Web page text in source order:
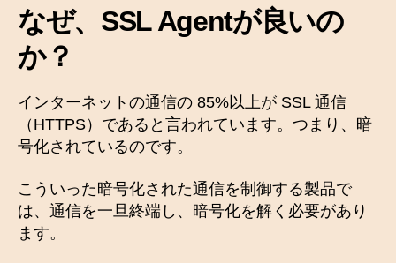
なぜ、SSL Agentが良いの
か？
インターネットの通信の 85%以上が SSL 通信
（HTTPS）であると言われています。つまり、暗
号化されているのです。
こういった暗号化された通信を制御する製品で
は、通信を一旦終端し、暗号化を解く必要があり
ます。